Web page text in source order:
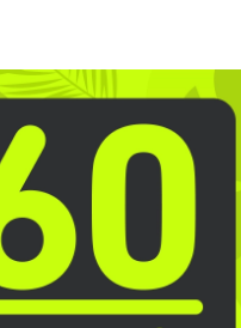
ó800-953-00-59